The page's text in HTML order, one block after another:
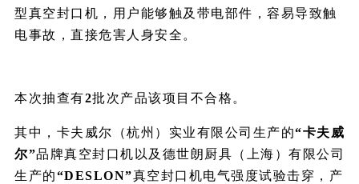
型真空封口机，用户能够触及带电部件，容易导致触
电事故，直接危害人身安全。
本次抽查有2批次产品该项目不合格。
其中，卡夫威尔（杭州）实业有限公司生产的“卡夫威
尔”品牌真空封口机以及德世朗厨具（上海）有限公司
生产的“DESLON”真空封口机电气强度试验击穿，产